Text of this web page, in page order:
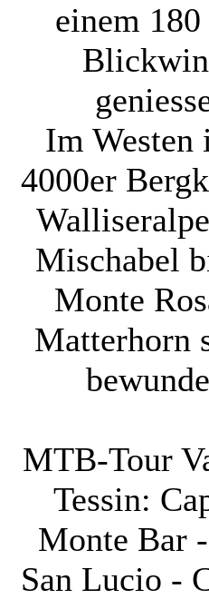
einem 180
Im Westen
4000er
Mischabel
Monte
Matterhorn
MTB-Tour
Tessin:
Monte Bar
San Lucio -